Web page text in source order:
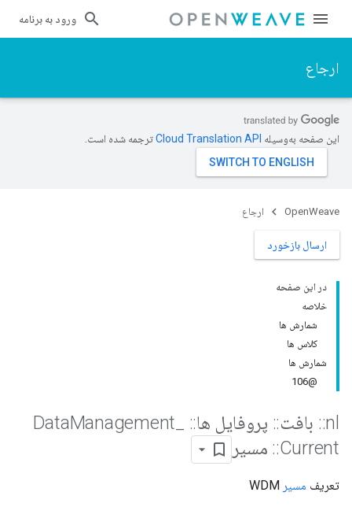
ورود به برنامه
ارجاع
این صفحه به‌وسیله ترجمه شده است.
OpenWeave ارجاع
ارسال بازخورد
در این صفحه
خلاصه
شمارش ها
کلاس ها
شمارش ها
@106
nl
:: بافت:: پروفایل ها::
Management
Current
:: مسیر
تعریف مسیر